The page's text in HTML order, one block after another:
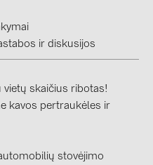
ir diskusijos
vietų skaičius ribotas!
kavos pertraukėles ir
stovėjimo